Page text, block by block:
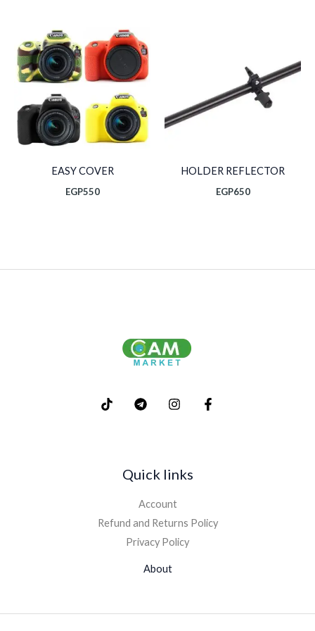
HOLDER REFLECTOR
EGP650
EASY COVER
EGP550
Quick links
Account
Refund and Returns Policy
Privacy Policy
About